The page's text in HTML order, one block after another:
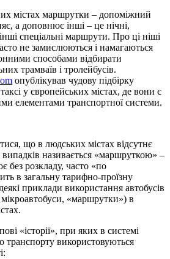
містах маршрутки – допоміжний
а доповнює інші – це нічні,
спеціальні маршрути. Про ці ніші
не замислюються і намагаються
способами відбирати
трамваїв і тролейбусів.
опублікував чудову підбірку
у європейських містах, де вони є
елементами транспортної системи.
що в людських містах відсутнє
називається «маршруткою» –
без розкладу, часто «по
в загальну тарифно-проїзну
приклади використання автобусів
«маршрутки») в
«історії», при яких в системі
транспорту використовуються